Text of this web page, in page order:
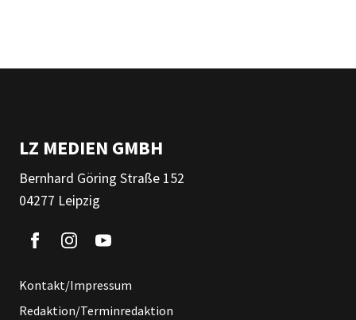
LZ MEDIEN GMBH
Bernhard Göring Straße 152
04277 Leipzig
Kontakt/Impressum
Redaktion/Terminredaktion